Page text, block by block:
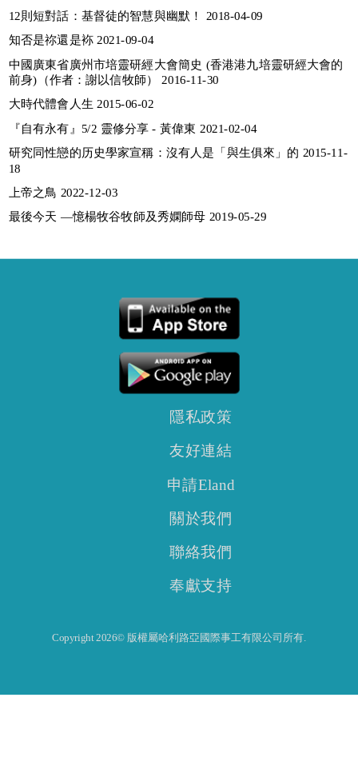
12則短對話：基督徒的智慧與幽默！ 2018-04-09
知否是祢還是袮 2021-09-04
中國廣東省廣州市培靈研經大會簡史 (香港港九培靈研經大會的
前身)（作者：謝以信牧師） 2016-11-30
大時代體會人生 2015-06-02
『自有永有』5/2 靈修分享 - 黃偉東 2021-02-04
研究同性戀的历史學家宣稱：沒有人是「與生俱來」的 2015-11-
18
上帝之鳥 2022-12-03
最後今天 —憶楊牧谷牧師及秀嫻師母 2019-05-29
隱私政策
友好連結
申請Eland
關於我們
聯絡我們
奉獻支持
Copyright 2026© 版權屬哈利路亞國際事工有限公司所有.